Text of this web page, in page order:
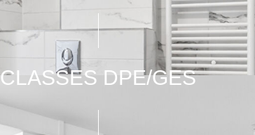
CLASSES DPE/GES